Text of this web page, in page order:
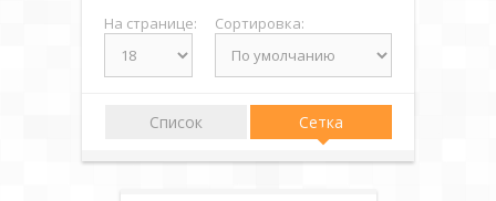
На странице: Сортировка:
Список Сетка